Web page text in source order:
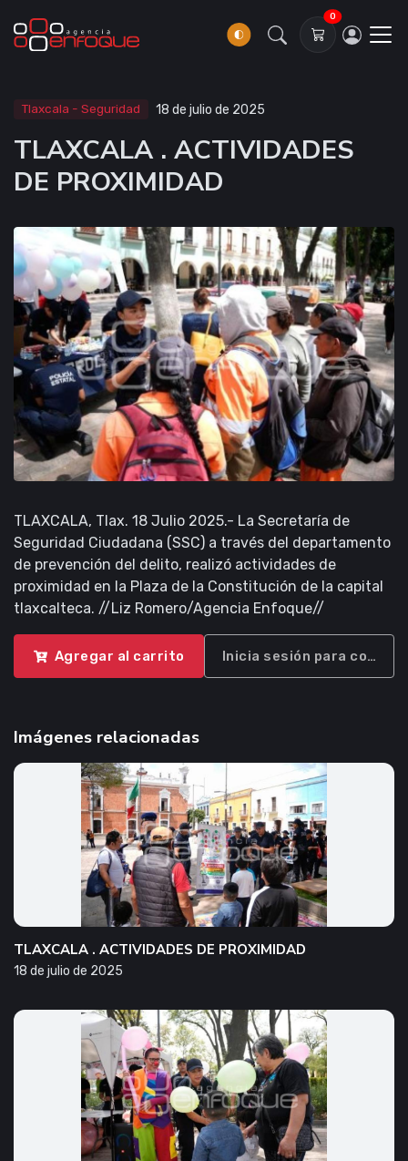
0
Tlaxcala - Seguridad 18 de julio de 2025
TLAXCALA . ACTIVIDADES
DE PROXIMIDAD
TLAXCALA, Tlax. 18 Julio 2025.- La Secretaría de
Seguridad Ciudadana (SSC) a través del departamento
de prevención del delito, realizó actividades de
proximidad en la Plaza de la Constitución de la capital
tlaxcalteca. //Liz Romero/Agencia Enfoque//
Agregar al carrito Inicia sesión para
Imágenes relacionadas
TLAXCALA . ACTIVIDADES DE PROXIMIDAD
18 de julio de 2025